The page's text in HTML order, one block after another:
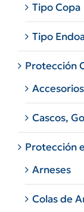
Tipo Copa
Tipo
Protección
Cascos,
Protección
Arneses
Colas de